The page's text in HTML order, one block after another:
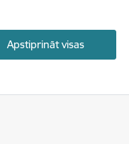
Apstiprināt visas